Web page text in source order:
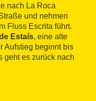
nach La Roca
und nehmen
Fluss Escrita führt.
Estaís, eine alte
Aufstieg beginnt bis
geht es zurück nach